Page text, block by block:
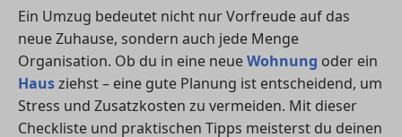
Ein Umzug bedeutet nicht nur Vorfreude auf das
neue Zuhause, sondern auch jede Menge
Organisation. Ob du in eine neueWohnung oder ein
Hausziehst – eine gute Planung ist entscheidend, um
Stress und Zusatzkosten zu vermeiden. Mit dieser
Checkliste und praktischen Tipps meisterst du deinen